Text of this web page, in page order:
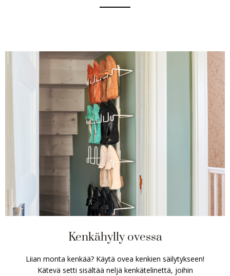
Kenkähylly ovessa
Liian monta kenkää? Käytä ovea kenkien säilytykseen!
Kätevä setti sisältää neljä kenkätelinettä, joihin